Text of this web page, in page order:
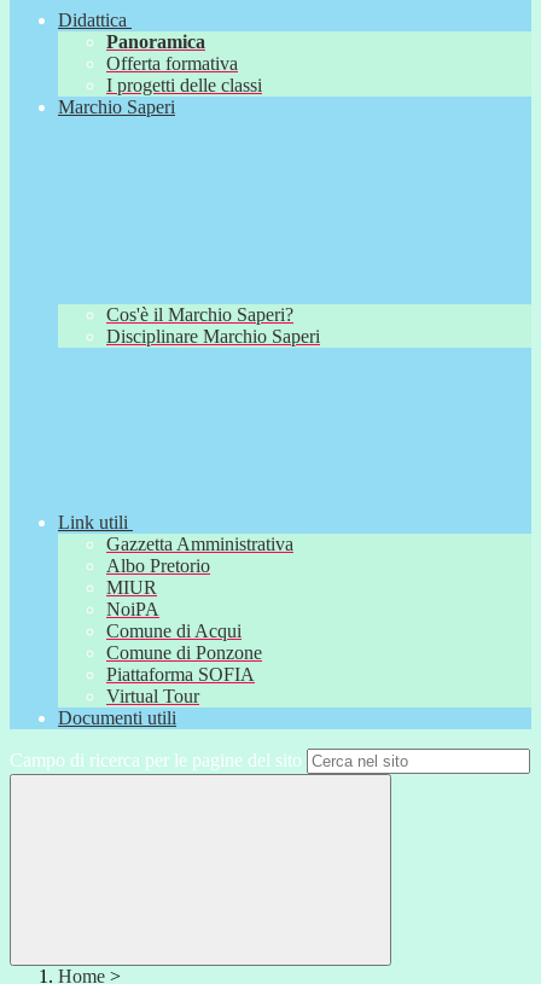
Didattica
Panoramica
Offerta formativa
I progetti delle classi
Marchio Saperi
Cos'è il Marchio Saperi?
Disciplinare Marchio Saperi
Link utili
Gazzetta Amministrativa
Albo Pretorio
MIUR
NoiPA
Comune di Acqui
Comune di Ponzone
Piattaforma SOFIA
Virtual Tour
Documenti utili
Campo di ricerca per le pagine del sito
Home >